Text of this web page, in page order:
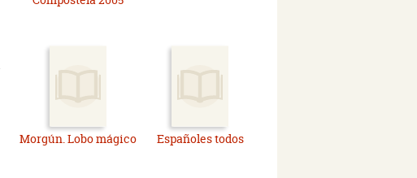
Morgún. Lobo mágico Españoles todos